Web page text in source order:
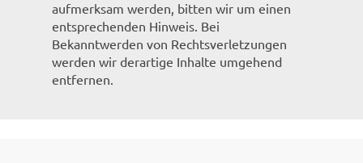
aufmerksam werden, bitten wir um einen
entsprechenden Hinweis. Bei
Bekanntwerden von Rechtsverletzungen
werden wir derartige Inhalte umgehend
entfernen.